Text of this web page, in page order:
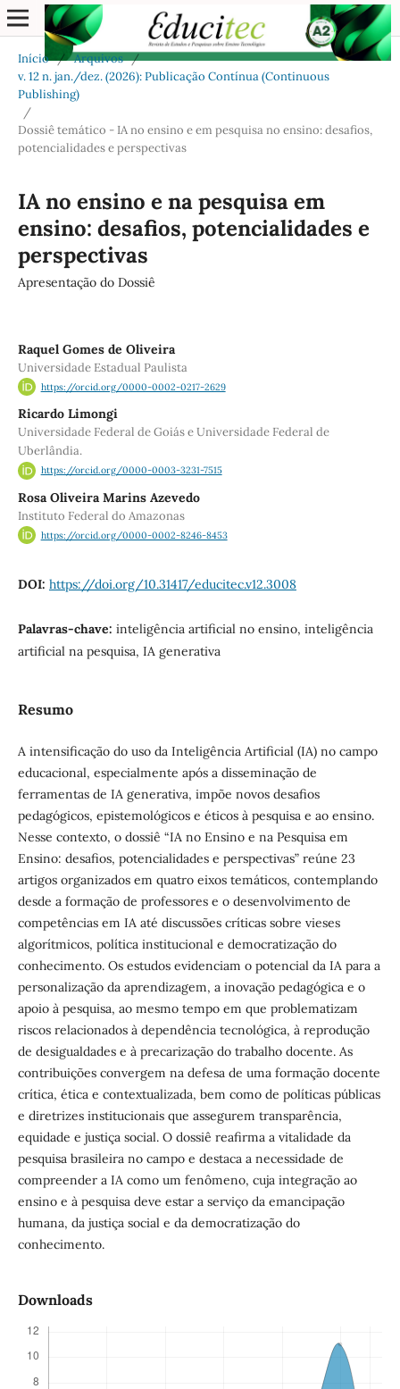
Início / Arquivos /
v. 12 n. jan./dez. (2026): Publicação Contínua (Continuous
Publishing)
/
Dossiê temático - IA no ensino e em pesquisa no ensino: desafios,
potencialidades e perspectivas
IA no ensino e na pesquisa em
ensino: desafios, potencialidades e
perspectivas
Apresentação do Dossiê
Raquel Gomes de Oliveira
Universidade Estadual Paulista
https://orcid.org/0000-0002-0217-2629
Ricardo Limongi
Universidade Federal de Goiás e Universidade Federal de
Uberlândia.
https://orcid.org/0000-0003-3231-7515
Rosa Oliveira Marins Azevedo
Instituto Federal do Amazonas
https://orcid.org/0000-0002-8246-8453
DOI: https://doi.org/10.31417/educitec.v12.3008
Palavras-chave: inteligência artificial no ensino, inteligência
artificial na pesquisa, IA generativa
Resumo
A intensificação do uso da Inteligência Artificial (IA) no campo
educacional, especialmente após a disseminação de
ferramentas de IA generativa, impõe novos desafios
pedagógicos, epistemológicos e éticos à pesquisa e ao ensino.
Nesse contexto, o dossiê “IA no Ensino e na Pesquisa em
Ensino: desafios, potencialidades e perspectivas” reúne 23
artigos organizados em quatro eixos temáticos, contemplando
desde a formação de professores e o desenvolvimento de
competências em IA até discussões críticas sobre vieses
algorítmicos, política institucional e democratização do
conhecimento. Os estudos evidenciam o potencial da IA para a
personalização da aprendizagem, a inovação pedagógica e o
apoio à pesquisa, ao mesmo tempo em que problematizam
riscos relacionados à dependência tecnológica, à reprodução
de desigualdades e à precarização do trabalho docente. As
contribuições convergem na defesa de uma formação docente
crítica, ética e contextualizada, bem como de políticas públicas
e diretrizes institucionais que assegurem transparência,
equidade e justiça social. O dossiê reafirma a vitalidade da
pesquisa brasileira no campo e destaca a necessidade de
compreender a IA como um fenômeno, cuja integração ao
ensino e à pesquisa deve estar a serviço da emancipação
humana, da justiça social e da democratização do
conhecimento.
Downloads